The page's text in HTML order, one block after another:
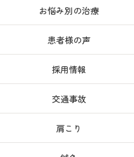
お悩み別の治療
患者様の声
採用情報
交通事故
肩こり